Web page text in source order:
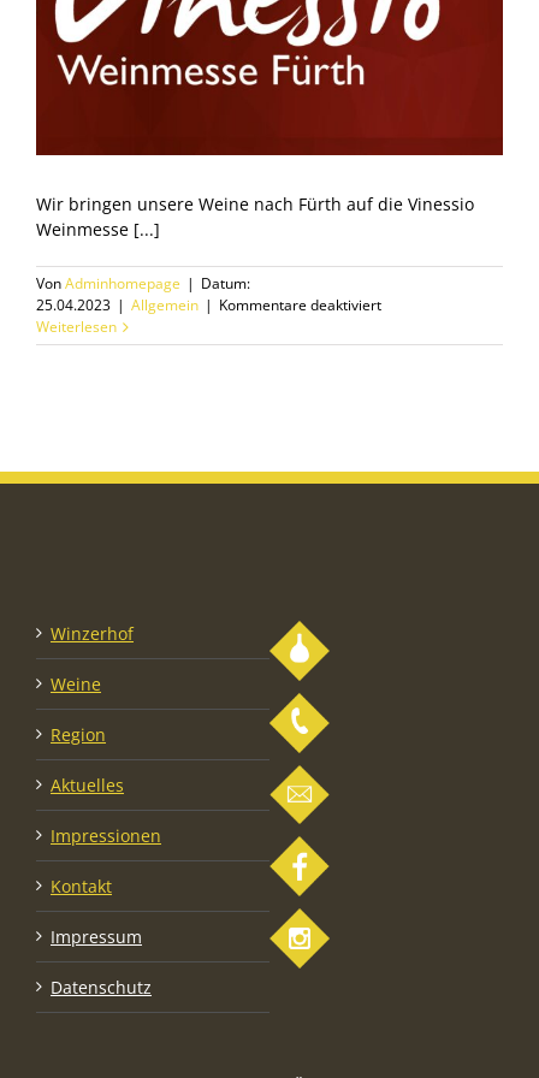
Wir bringen unsere Weine nach Fürth auf die Vinessio
Weinmesse [...]
VonAdminhomepage | Datum:
25.04.2023 | Allgemein | Kommentare deaktiviertfür
Vinessio
Weiterlesen
Winzerhof
Weine
Region
Aktuelles
Impressionen
Kontakt
Impressum
Datenschutz